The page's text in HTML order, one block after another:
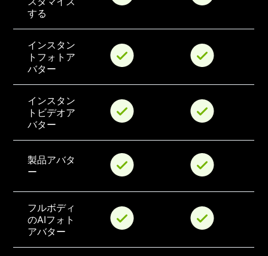
する
インスタン
トフォトア
バター
インスタン
トビデオア
バター
製品アバタ
ー
フルボディ
のAIフォト
アバター